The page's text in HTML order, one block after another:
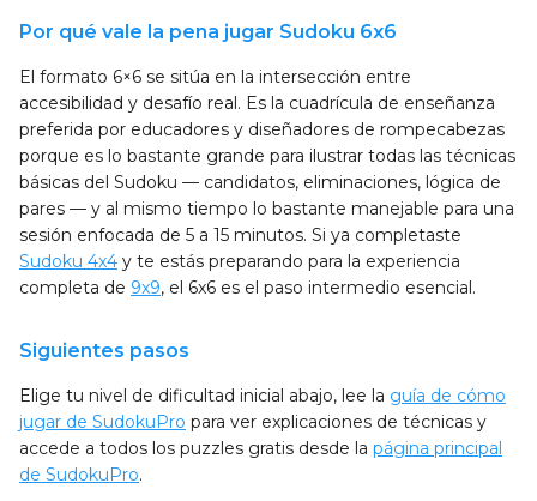
Por qué vale la pena jugar Sudoku 6x6
El formato 6×6 se sitúa en la intersección entre
accesibilidad y desafío real. Es la cuadrícula de enseñanza
preferida por educadores y diseñadores de rompecabezas
porque es lo bastante grande para ilustrar todas las técnicas
básicas del Sudoku — candidatos, eliminaciones, lógica de
pares — y al mismo tiempo lo bastante manejable para una
sesión enfocada de 5 a 15 minutos. Si ya completaste
Sudoku 4x4 y te estás preparando para la experiencia
completa de 9x9, el 6x6 es el paso intermedio esencial.
Siguientes pasos
Elige tu nivel de dificultad inicial abajo, lee la guía de cómo
jugar de SudokuPro para ver explicaciones de técnicas y
accede a todos los puzzles gratis desde la página principal
de SudokuPro.